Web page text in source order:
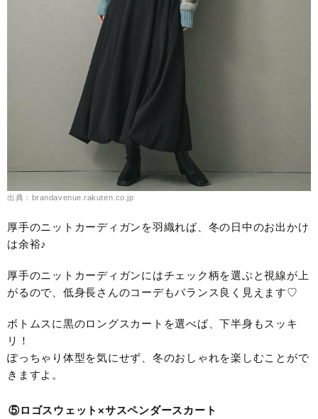
出典：brandavenue.rakuten.co.jp
厚手のニットカーディガンを羽織れば、冬の日中のお出かけ
は余裕♪
厚手のニットカーディガンにはチェック柄を選ぶと視線が上
がるので、低身長さんのコーデもバランス良く見えます♡
ボトムスに黒のロングスカートを選べば、下半身もスッキ
リ！
ぽっちゃり体型を気にせず、冬のおしゃれを楽しむことがで
きますよ。
⑤ロゴスウェット×サスペンダースカート